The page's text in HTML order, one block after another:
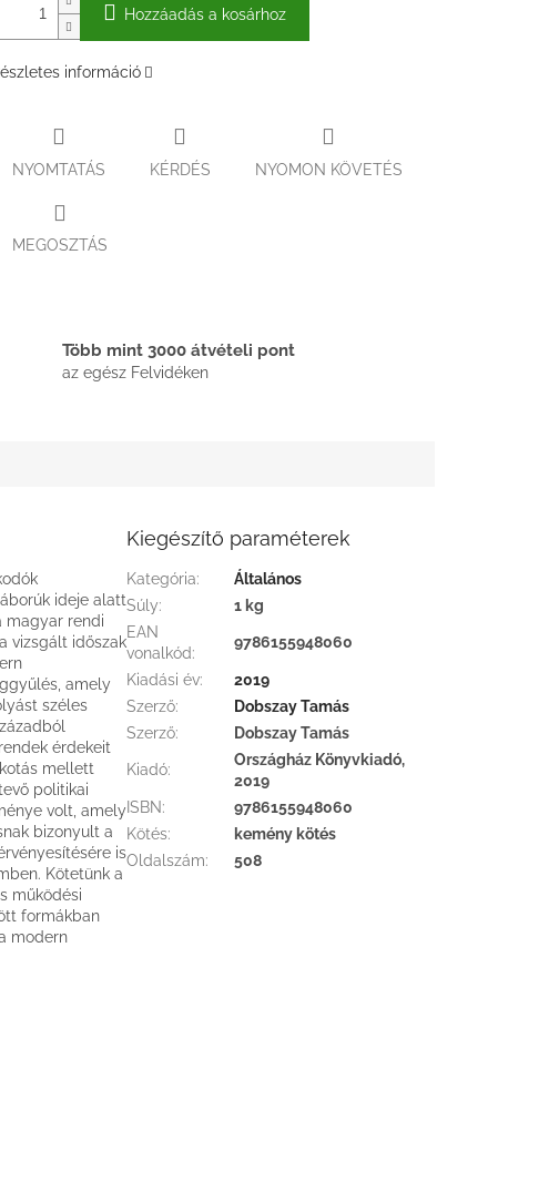
Hozzáadás a kosárhoz
információ
NYOMTATÁS KÉRDÉS NYOMON KÖVETÉS
MEGOSZTÁS
Több mint 3000 átvételi pont
az egész Felvidéken
ideje alatt
magyar rendi
vizsgált időszak
amely
széles
érdekeit
mellett
politikai
volt, amely
bizonyult a
is
Kötetünk a
működési
formákban
modern
Kiegészítő paraméterek
Kategória:
Általános
Súly:
1 kg
EAN
vonalkód:
9786155948060
Kiadási év:
2019
Szerző:
Dobszay Tamás
Szerző: Dobszay Tamás
Kiadó:
Országház Könyvkiadó,
2019
ISBN:
9786155948060
Kötés:
kemény kötés
Oldalszám: 508